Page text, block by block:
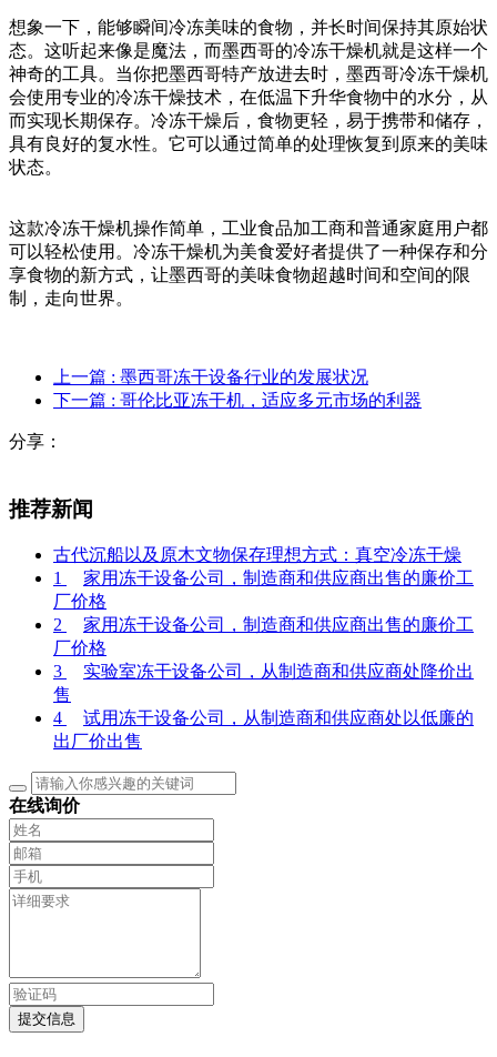
想象一下，能够瞬间冷冻美味的食物，并长时间保持其原始状
态。这听起来像是魔法，而墨西哥的冷冻干燥机就是这样一个
神奇的工具。当你把墨西哥特产放进去时，墨西哥冷冻干燥机
会使用专业的冷冻干燥技术，在低温下升华食物中的水分，从
而实现长期保存。冷冻干燥后，食物更轻，易于携带和储存，
具有良好的复水性。它可以通过简单的处理恢复到原来的美味
状态。
这款冷冻干燥机操作简单，工业食品加工商和普通家庭用户都
可以轻松使用。冷冻干燥机为美食爱好者提供了一种保存和分
享食物的新方式，让墨西哥的美味食物超越时间和空间的限
制，走向世界。
上一篇 : 墨西哥冻干设备行业的发展状况
下一篇 : 哥伦比亚冻干机，适应多元市场的利器
分享：
推荐新闻
古代沉船以及原木文物保存理想方式：真空冷冻干燥
1
家用冻干设备公司，制造商和供应商出售的廉价工
厂价格
2
家用冻干设备公司，制造商和供应商出售的廉价工
厂价格
3
实验室冻干设备公司，从制造商和供应商处降价出
售
4
试用冻干设备公司，从制造商和供应商处以低廉的
出厂价出售
在线询价
提交信息